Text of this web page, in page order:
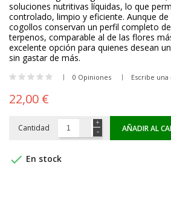
soluciones nutritivas líquidas, lo que
controlado, limpio y eficiente. Aunque
cogollos conservan un perfil completo
terpenos, comparable al de las flores
excelente opción para quienes desean
sin gastar de más.
0 Opiniones Escribe una
22,00 €
Cantidad AÑADIR AL
 En stock